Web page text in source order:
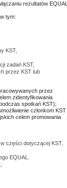
rezultatów
tym:
KST,
zadań KST,
przez KST lub
przez
zidentyfikowania
spotkań KST);
członkom KST
celem promowania
części dotyczącej KST,
EQUAL.